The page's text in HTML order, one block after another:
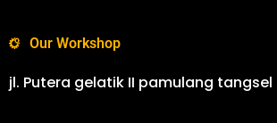
Our Workshop
jl. Putera gelatik II pamulang tangsel